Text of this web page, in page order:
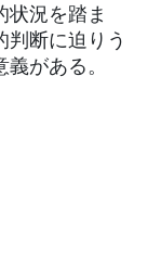
状況を踏ま
判断に迫りう
がある。